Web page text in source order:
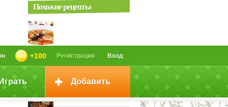
Вход
Регистрация
+100
Добавить
Похожие рецепты
Картофельные галушки